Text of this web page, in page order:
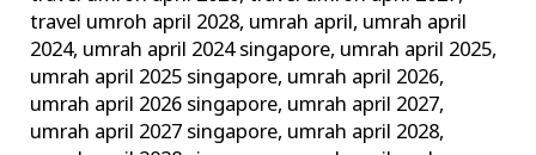
travel umroh april 2028, umrah april, umrah april
2024, umrah april 2024 singapore, umrah april 2025,
umrah april 2025 singapore, umrah april 2026,
umrah april 2026 singapore, umrah april 2027,
umrah april 2027 singapore, umrah april 2028,